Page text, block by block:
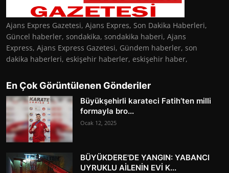
Ajans Expres Gazetesi, Ajans Expres, Son Dakika Haberleri,
Güncel haberler, sondakika, sondakika haberi, Ajans
Express, Ajans Express Gazetesi, Gündem haberler, son
dakika haberleri, eskişehir haberler, eskişehir haber,
En Çok Görüntülenen Gönderiler
Büyükşehirli karateci Fatih’ten milli
formayla bro...
Ocak 12, 2025
BÜYÜKDERE'DE YANGIN: YABANCI
UYRUKLU AİLENİN EVİ K...